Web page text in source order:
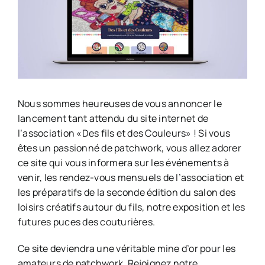
Nous sommes heureuses de vous annoncer le
lancement tant attendu du site internet de
l’association «Des fils et des Couleurs» ! Si vous
êtes un passionné de patchwork, vous allez adorer
ce site qui vous informera sur les événements à
venir, les rendez-vous mensuels de l’association et
les préparatifs de la seconde édition du salon des
loisirs créatifs autour du fils, notre exposition et les
futures puces des couturières.
Ce site deviendra une véritable mine d’or pour les